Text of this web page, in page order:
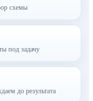
схемы
под задачу
до результата